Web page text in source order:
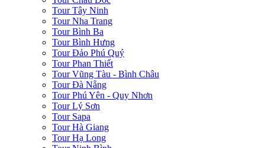
Tour Tây Ninh
Tour Nha Trang
Tour Bình Ba
Tour Bình Hưng
Tour Đảo Phú Quý
Tour Phan Thiết
Tour Vũng Tàu - Bình Châu
Tour Đà Nẵng
Tour Phú Yên - Quy Nhơn
Tour Lý Sơn
Tour Sapa
Tour Hà Giang
Tour Hạ Long